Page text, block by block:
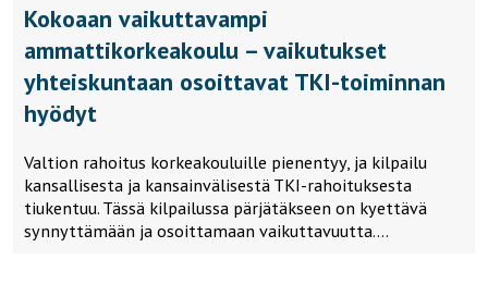
Kokoaan vaikuttavampi
ammattikorkeakoulu – vaikutukset
yhteiskuntaan osoittavat TKI-toiminnan
hyödyt
Valtion rahoitus korkeakouluille pienentyy, ja kilpailu
kansallisesta ja kansainvälisestä TKI-rahoituksesta
tiukentuu. Tässä kilpailussa pärjätäkseen on kyettävä
synnyttämään ja osoittamaan vaikuttavuutta….